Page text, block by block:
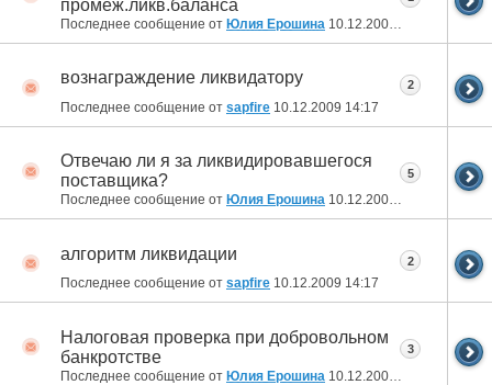
промеж.ликв.баланса
Последнее сообщение от Юлия Ерошина 10.12.2009 14:24
вознаграждение ликвидатору
Последнее сообщение от sapfire 10.12.2009 14:17
2
Отвечаю ли я за ликвидировавшегося
поставщика?
Последнее сообщение от Юлия Ерошина 10.12.2009 14:17
5
алгоритм ликвидации
Последнее сообщение от sapfire 10.12.2009 14:17
2
Налоговая проверка при добровольном
банкротстве
Последнее сообщение от Юлия Ерошина 10.12.2009
3